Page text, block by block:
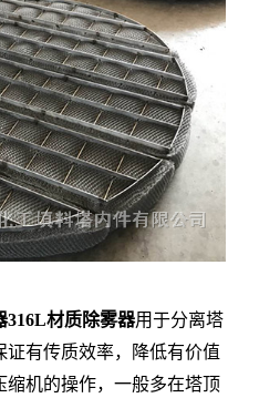
316L材质除雾器用于分离塔
证有传质效率，降低有价值
缩机的操作，一般多在塔顶